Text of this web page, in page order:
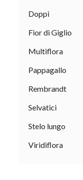
Doppi
Fior di Giglio
Multiflora
Pappagallo
Rembrandt
Selvatici
Stelo lungo
Viridiflora